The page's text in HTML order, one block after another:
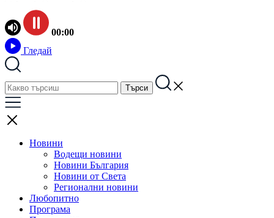
00:00
Гледай
Новини
Водещи новини
Новини България
Новини от Света
Регионални новини
Любопитно
Програма